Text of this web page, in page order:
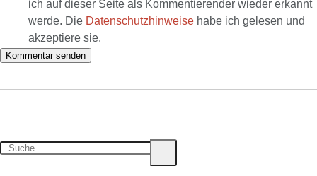
ich auf dieser Seite als Kommentierender wieder erkannt
werde. Die Datenschutzhinweise habe ich gelesen und
akzeptiere sie.
Suche